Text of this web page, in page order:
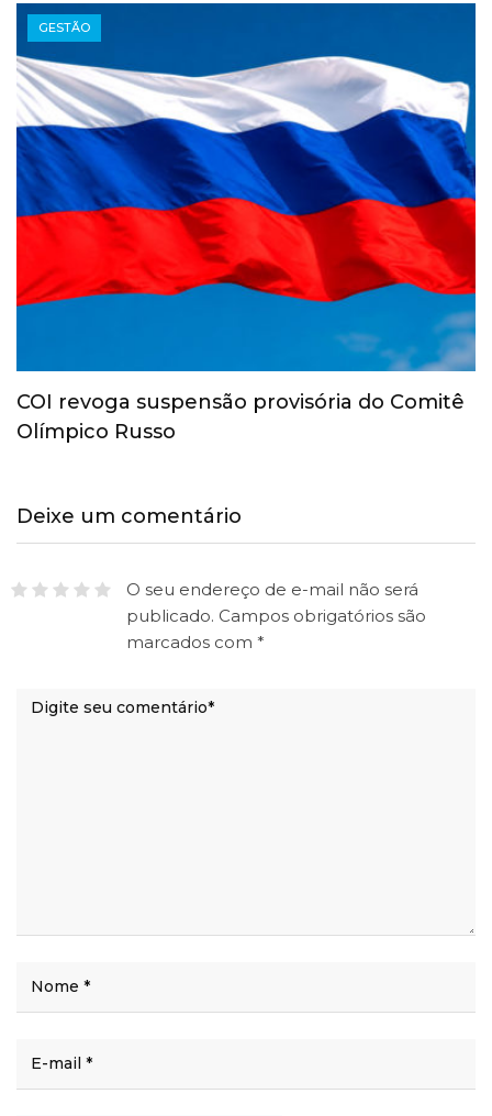
GESTÃO
COI revoga suspensão provisória do Comitê
Olímpico Russo
Deixe um comentário
O seu endereço de e-mail não será
publicado. Campos obrigatórios são
marcados com *